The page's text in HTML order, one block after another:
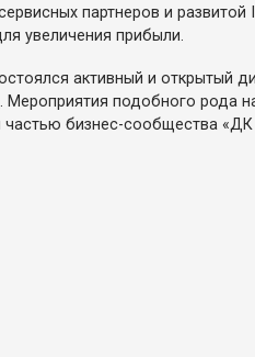
партнеров и развитой
увеличения прибыли.
активный и открытый
. Мероприятия подобного рода
бизнес-сообщества «ДК